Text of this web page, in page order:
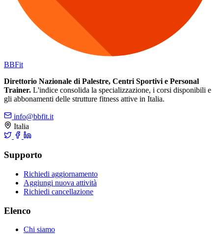
BBFit
Direttorio Nazionale di Palestre, Centri Sportivi e Personal
Trainer. L'indice consolida la specializzazione, i corsi disponibili e
gli abbonamenti delle strutture fitness attive in Italia.
info@bbfit.it
Italia
Supporto
Richiedi aggiornamento
Aggiungi nuova attività
Richiedi cancellazione
Elenco
Chi siamo